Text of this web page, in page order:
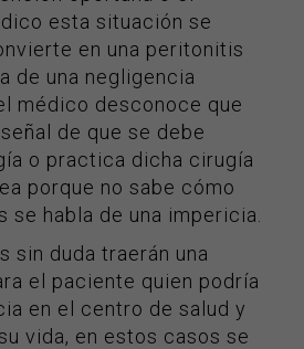
esta situación se
en una peritonitis
de una negligencia
médico desconoce que
de que se debe
o practica dicha cirugía
porque no sabe cómo
se habla de una impericia.
sin duda traerán una
el paciente quien podría
en el centro de salud y
vida, en estos casos se